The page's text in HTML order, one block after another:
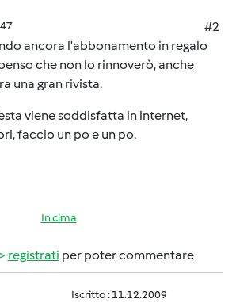
#2
ancora l'abbonamento in regalo
che non lo rinnoverò, anche
una gran rivista.
viene soddisfatta in internet,
faccio un po e un po.
In cima
registrati per poter commentare
Iscritto : 11.12.2009